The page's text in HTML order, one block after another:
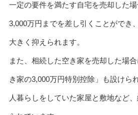
一定の要件を満たす自宅を売却した
3,000万円までを差し引くことができ
大きく抑えられます。
また、相続した空き家を売却した場
き家の3,000万円特別控除」も設けら
人暮らしをしていた家屋と敷地など